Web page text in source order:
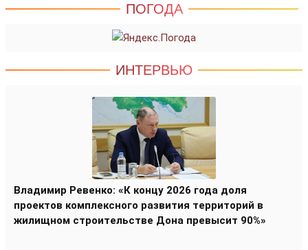
ПОГОДА
ИНТЕРВЬЮ
Владимир Ревенко: «К концу 2026 года доля
проектов комплексного развития территорий в
жилищном строительстве Дона превысит 90%»